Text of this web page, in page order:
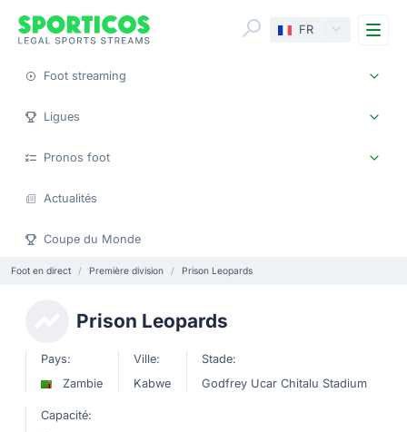
FR
Foot streaming
Ligues
Pronos foot
Actualités
Coupe du Monde
Foot en direct Première division Prison Leopards
Prison Leopards
Pays:
Zambie
Ville:
Kabwe
Stade:
Godfrey Ucar Chitalu Stadium
Capacité: